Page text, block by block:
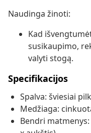
Naudinga žinoti:
Kad
susikaupimo,
valyti stogą.
Specifikacijos
Spalva: šviesiai
Medžiaga:
Bendri matmenys: